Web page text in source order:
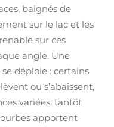
baignés de
sur le lac et les
sur ces
angle. Une
déploie : certains
ou s’abaissent,
variées, tantôt
apportent